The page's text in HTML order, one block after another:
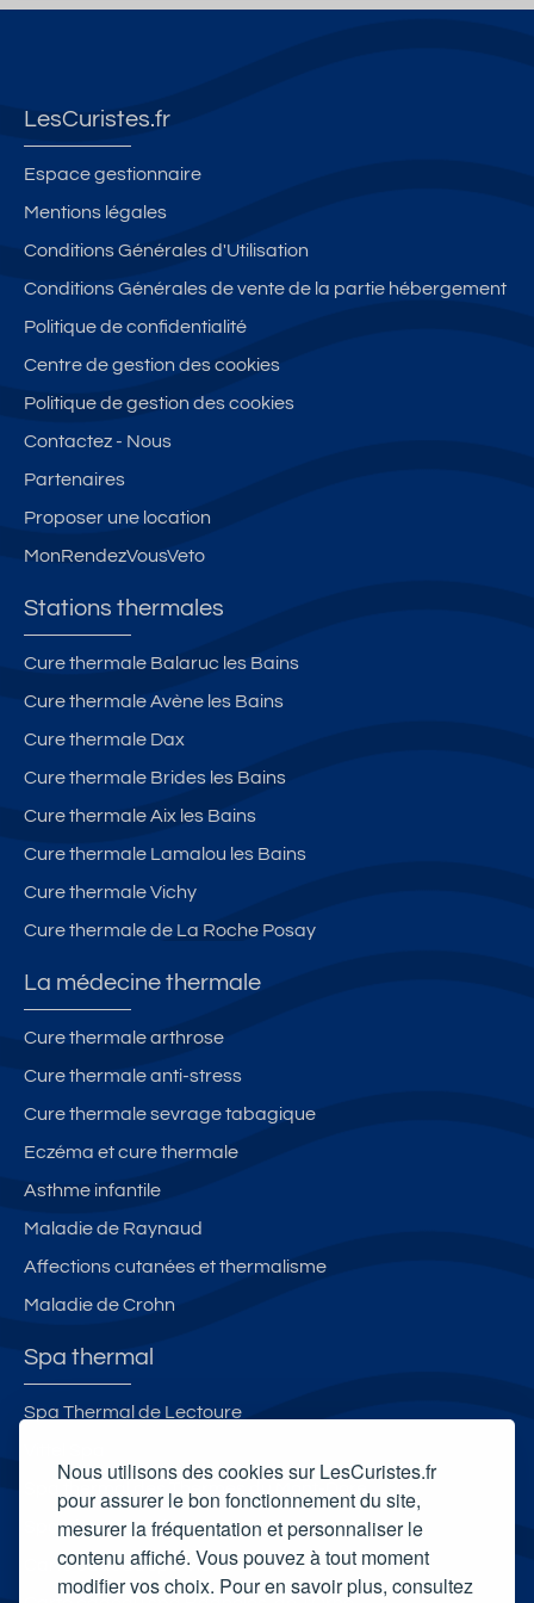
Nous utilisons des cookies sur LesCuristes.fr
pour assurer le bon fonctionnement du site,
mesurer la fréquentation et personnaliser le
contenu affiché. Vous pouvez à tout moment
modifier vos choix. Pour en savoir plus, consultez
c
h
e
e
T
h
m
a
S
n
a
² -
c
a
m
br
-
A
5
3
0
m
th
er
2
2
re
LesCuristes.fr
Espace gestionnaire
Mentions légales
Conditions Générales d'Utilisation
Conditions Générales de vente de la partie hébergement
Politique de confidentialité
Centre de gestion des cookies
Politique de gestion des cookies
Contactez - Nous
Partenaires
Proposer une location
MonRendezVousVeto
Stations thermales
Cure thermale Balaruc les Bains
Cure thermale Avène les Bains
Cure thermale Dax
Cure thermale Brides les Bains
Cure thermale Aix les Bains
Cure thermale Lamalou les Bains
Cure thermale Vichy
Cure thermale de La Roche Posay
La médecine thermale
Cure thermale arthrose
Cure thermale anti-stress
Cure thermale sevrage tabagique
Eczéma et cure thermale
Asthme infantile
Maladie de Raynaud
Affections cutanées et thermalisme
Maladie de Crohn
Spa thermal
Spa Thermal de Lectoure
Spa thermal des Thermes du Mont-Dore
Spa Villa Pompéi
Carte cadeau spa Vichy